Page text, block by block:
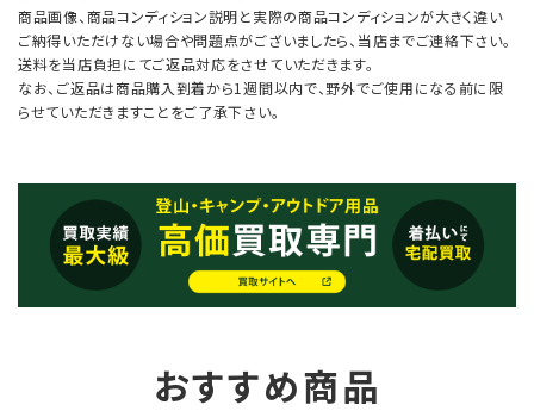
商品画像、商品コンディション説明と実際の商品コンディションが大きく違い
ご納得いただけない場合や問題点がございましたら、当店までご連絡下さい。
送料を当店負担にてご返品対応をさせていただきます。
なお、ご返品は商品購入到着から1週間以内で、野外でご使用になる前に限
らせていただきますことをご了承下さい。
おすすめ商品